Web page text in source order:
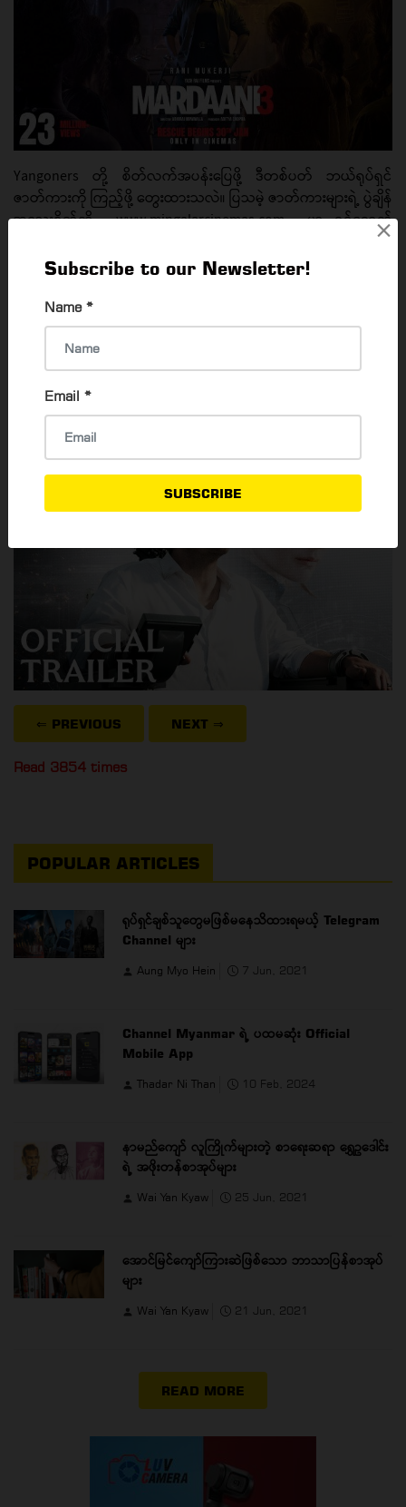
×
Subscribe to our Newsletter!
Name *
Email *
SUBSCRIBE
Yangoners တို့ စိတ်လက်အပန်းပြေဖို့ ဒီတစ်ပတ် ဘယ်ရုပ်ရှင်
ဇာတ်ကားကို ကြည့်ဖို့ တွေးထားသလဲ။ ပြသမဲ့ ဇာတ်ကားများရဲ့ ပွဲချိန်
အသေးစိတ်ကို www.mingalarcinemas.com မှာ ဝင်ရောက်
ရုပ်ရှင်ရုံများရဲ့နေရာအတိအကျကို တစ်နေရာတည်းမှာ ရှာဖွေကြည့်
ရှုနိုင်တာ MY Yangon Guide ရဲ့ မိခင်
Yangon Directory Website
https://www.yangondirectory.com/ ) ဖြစ်ပါတယ်။
⇐ PREVIOUS NEXT ⇒
Read 3854 times
POPULAR ARTICLES
ရုပ်ရှင်ချစ်သူတွေမဖြစ်မနေသိထားရမယ့် Telegram
Channel များ
Aung Myo Hein 7 Jun, 2021
Channel Myanmar ရဲ့ ပထမဆုံး Official
Mobile App
Thadar Ni Than 10 Feb, 2024
နာမည်ကျော် လူကြိုက်များတဲ့ စာရေးဆရာ ရွှေဥဒေါင်း
ရဲ့ အဖိုးတန်စာအုပ်များ
Wai Yan Kyaw 25 Jun, 2021
အောင်မြင်ကျော်ကြားဆဲဖြစ်သော ဘာသာပြန်စာအုပ်
များ
Wai Yan Kyaw 21 Jun, 2021
READ MORE